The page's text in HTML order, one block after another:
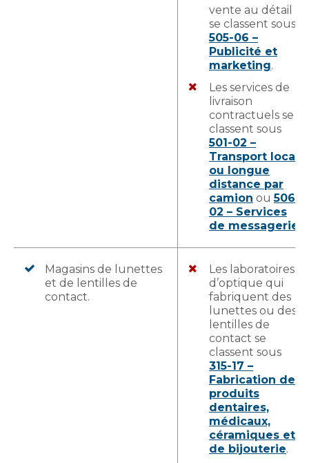
vente au détail
se classent sous
505-06 –
Publicité et
marketing.
Les services de
livraison
contractuels se
classent sous
501-02 –
Transport local
ou longue
distance par
camion ou506-
02 – Services
de messagerie
Magasins de lunettes
et de lentilles de
contact.
Les laboratoires
d’optique qui
fabriquent des
lunettes ou des
lentilles de
contact se
classent sous
315-17 –
Fabrication de
produits
dentaires,
médicaux,
céramiques et
de bijouterie.